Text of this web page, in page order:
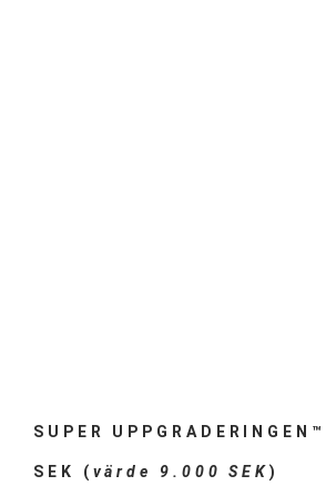
SUPER
SEK ( värde 9.000 SEK)